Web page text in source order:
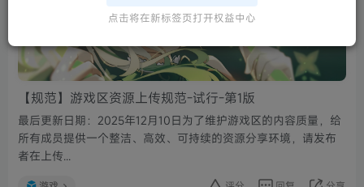
【规范】游戏区资源上传规范-试行-第1版
最后更新日期：2025年12月10日为了维护游戏区的内容质量，给
所有成员提供一个整洁、高效、可持续的资源分享环境，请发布
者在上传...
点击将在新标签页打开权益中心